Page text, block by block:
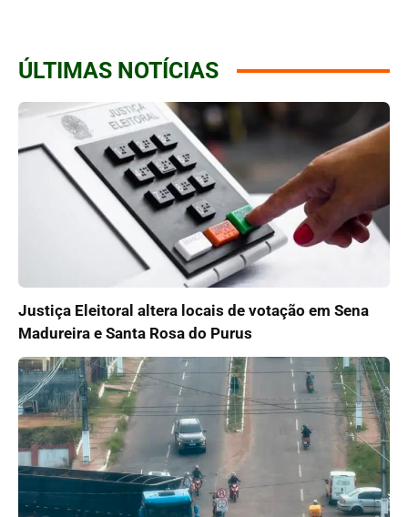
ÚLTIMAS NOTÍCIAS
Justiça Eleitoral altera locais de votação em Sena
Madureira e Santa Rosa do Purus